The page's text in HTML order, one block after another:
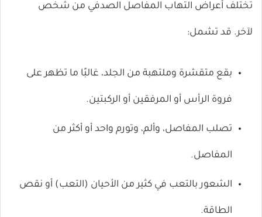
تختلف أعراض التهاب المفاصل الصدفي من شخص
لآخر. قد تشمل:
بقع متقشرة وملتهبة من الجلد، غالبًا ما تظهر على
فروة الرأس أو المرفقين أو الركبتين.
تصلب المفاصل، وألم، وتورم واحد أو أكثر من
المفاصل.
الشعور بالتعب في كثير من الأحيان (التعب) أو نقص
الطاقة.